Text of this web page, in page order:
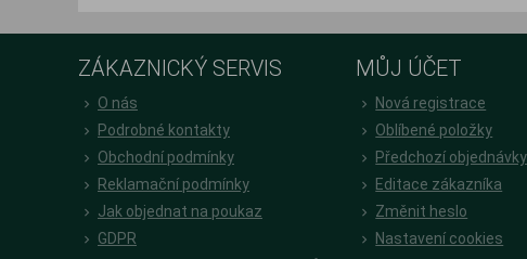
ZÁKAZNICKÝ SERVIS
O nás
Podrobné kontakty
Obchodní podmínky
Reklamační podmínky
Jak objednat na poukaz
GDPR
MŮJ ÚČET
Nová registrace
Oblíbené položky
Předchozí objednávky
Editace zákazníka
Změnit heslo
Nastavení cookies